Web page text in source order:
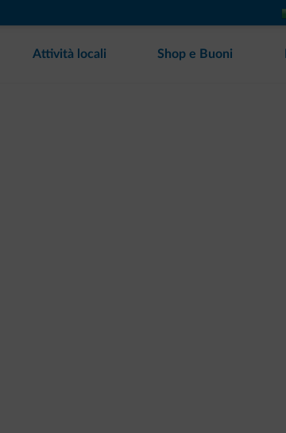
Attività locali Shop e Buoni